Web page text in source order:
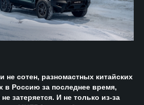
не сотен, разномастных китайских
Россию за последнее время,
затеряется. И не только из-за